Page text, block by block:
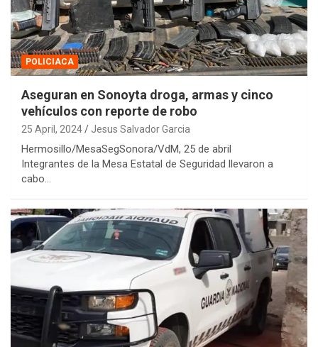
POLICIACA
Aseguran en Sonoyta droga, armas y cinco
vehículos con reporte de robo
25 April, 2024 Jesus Salvador Garcia
Hermosillo/MesaSegSonora/VdM, 25 de abril
Integrantes de la Mesa Estatal de Seguridad llevaron a
cabo…